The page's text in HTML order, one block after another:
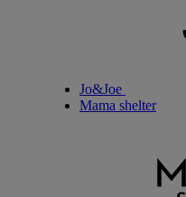
Jo&Joe
Mama shelter